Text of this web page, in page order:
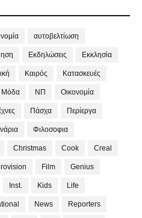
αυτοβελτίωση
Εκδηλώσεις Εκκλησία
Καιρός Κατασκευές
Μόδα ΝΠ Οικονομία
Πάσχα Περίεργα
Φιλοσοφια
Christmas Cook Creal
Film Genius
Inst. Kids Life
News Reporters